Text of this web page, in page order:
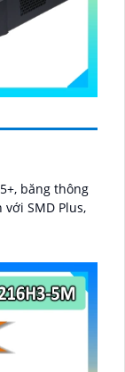
băng thông
SMD Plus,